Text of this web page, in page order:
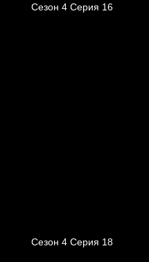
Сезон 4 Серия 16
Сезон 4 Серия 18